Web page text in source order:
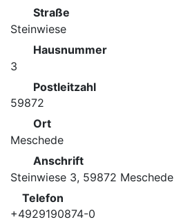
Straße
Steinwiese
Hausnummer
3
Postleitzahl
59872
Ort
Meschede
Anschrift
Steinwiese 3, 59872 Meschede
Telefon
+4929190874-0